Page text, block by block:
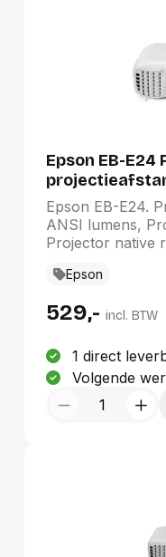
Epson EB-
3LCD XGA
Epson EB-E24.
ANSI lumens,
Projector native
lichtbron: 6000
Focus:
grafische
kleurenmodi:
Dynamisch,
aansluiting: RS-
Epson
529,- incl. BTW
1 direct
Volgende